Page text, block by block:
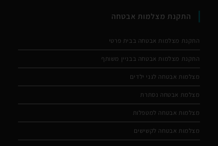
התקנת מצלמות אבטחה
התקנת מצלמות אבטחה בבית פרטי
התקנת מצלמות אבטחה בבניין משותף
מצלמות אבטחה לגני ילדים
מצלמת אבטחה נסתרת
מצלמות אבטחה למטפלות
מצלמות אבטחה לקשישים